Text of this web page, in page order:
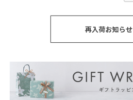
再入荷お知らせ